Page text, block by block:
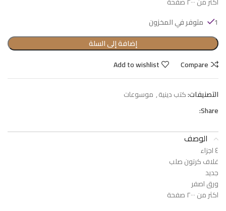
1 متوفر في المخزون
إضافة إلى السلة
Compare
Add to wishlist
التصنيفات:كتب دينية, موسوعات
Share:
الوصف
٤ اجزاء
غلاف كرتون صلب
جديد
ورق اصفر
اكثر من ٢٠٠٠ صفحة